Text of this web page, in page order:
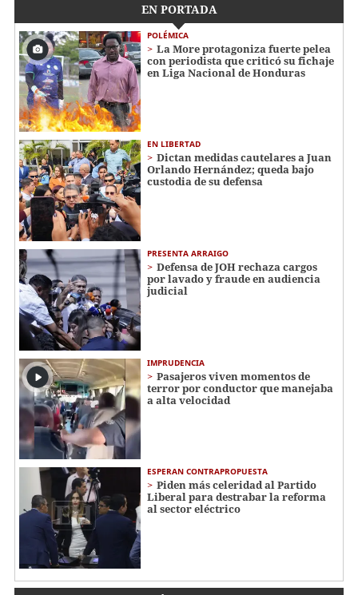
EN PORTADA
POLÉMICA
La More protagoniza fuerte pelea
con periodista que criticó su fichaje
en Liga Nacional de Honduras
EN LIBERTAD
Dictan medidas cautelares a Juan
Orlando Hernández; queda bajo
custodia de su defensa
PRESENTA ARRAIGO
Defensa de JOH rechaza cargos
por lavado y fraude en audiencia
judicial
IMPRUDENCIA
Pasajeros viven momentos de
terror por conductor que manejaba
a alta velocidad
ESPERAN CONTRAPROPUESTA
Piden más celeridad al Partido
Liberal para destrabar la reforma
al sector eléctrico